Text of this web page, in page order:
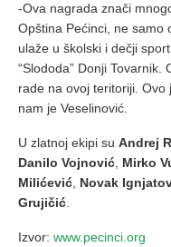
-Ova nagrada znači
Opština Pećinci, ne samo
ulaže u školski i dečji
“Slododa” Donji
rade na ovoj teritoriji.
nam je Veselinović.
U zlatnoj ekipi su Andrej
Danilo Vojnović, Mirko
Milićević, Novak
Grujičić.
Izvor: www.pecinci.org